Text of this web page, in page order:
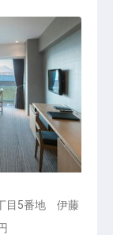
～／月7.5
目5番地 伊藤